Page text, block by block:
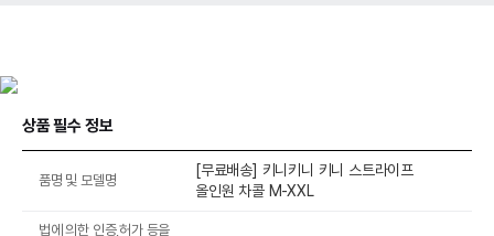
상품 필수 정보
품명 및 모델명
[무료배송] 키니키니 키니 스트라이프
올인원 차콜 M-XXL
법에 의한 인증,허가 등을